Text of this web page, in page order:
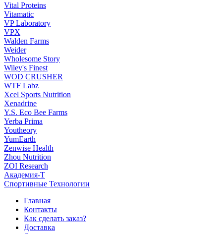
Vital Proteins
Vitamatic
VP Laboratory
VPX
Walden Farms
Weider
Wholesome Story
Wiley's Finest
WOD CRUSHER
WTF Labz
Xcel Sports Nutrition
Xenadrine
Y.S. Eco Bee Farms
Yerba Prima
Youtheory
YumEarth
Zenwise Health
Zhou Nutrition
ZOI Research
Академия-Т
Спортивные Технологии
Главная
Контакты
Как сделать заказ?
Доставка